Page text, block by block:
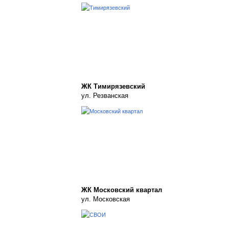
ЖК Тимирязевский
ул. Резванская
ЖК Московский квартал
ул. Московская